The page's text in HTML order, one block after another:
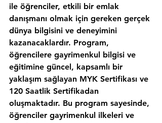
ile öğrenciler, etkili bir emlak
danışmanı olmak için gereken gerçek
dünya bilgisini ve deneyimini
kazanacaklardır. Program,
öğrencilere gayrimenkul bilgisi ve
eğitimine güncel, kapsamlı bir
yaklaşım sağlayan MYK Sertifikası ve
120 Saatlik Sertifikadan
oluşmaktadır. Bu program sayesinde,
öğrenciler gayrimenkul ilkeleri ve